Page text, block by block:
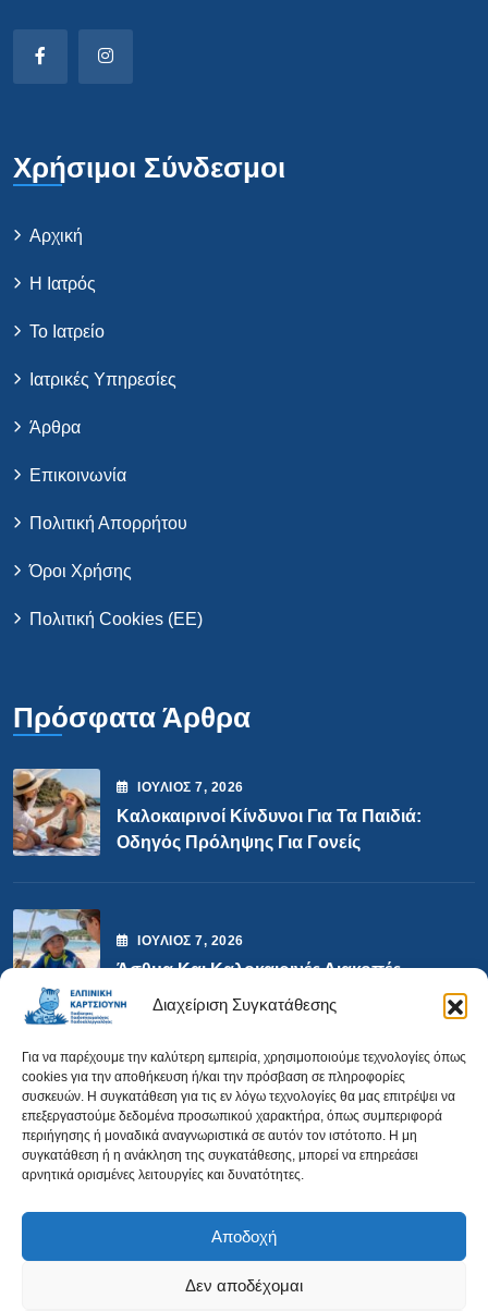
Διαχείριση Συγκατάθεσης
Για να παρέχουμε την καλύτερη εμπειρία, χρησιμοποιούμε τεχνολογίες όπως
cookies για την αποθήκευση ή/και την πρόσβαση σε πληροφορίες
συσκευών. Η συγκατάθεση για τις εν λόγω τεχνολογίες θα μας επιτρέψει να
επεξεργαστούμε δεδομένα προσωπικού χαρακτήρα, όπως συμπεριφορά
περιήγησης ή μοναδικά αναγνωριστικά σε αυτόν τον ιστότοπο. Η μη
συγκατάθεση ή η ανάκληση της συγκατάθεσης, μπορεί να επηρεάσει
αρνητικά ορισμένες λειτουργίες και δυνατότητες.
Αποδοχή
Δεν αποδέχομαι
Χρήσιμοι Σύνδεσμοι
Αρχική
Η Ιατρός
Το Ιατρείο
Ιατρικές Υπηρεσίες
Άρθρα
Επικοινωνία
Πολιτική Απορρήτου
Όροι Χρήσης
Πολιτική Cookies (ΕΕ)
Πρόσφατα Άρθρα
ΙΟΎΛΙΟΣ7, 2026
Καλοκαιρινοί Κίνδυνοι Για Τα Παιδιά:
Οδηγός Πρόληψης Για Γονείς
ΙΟΎΛΙΟΣ7, 2026
Άσθμα Και Καλοκαιρινές Διακοπές
Επικοινωνία
00306978070254
Doctor@drlungsforkids.gr
Κατεχάκη 62, Αθήνα, 115 25